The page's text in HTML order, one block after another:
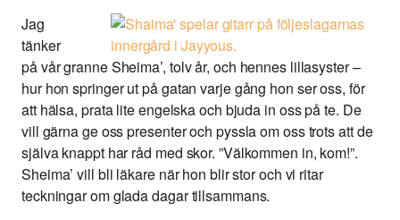
Jag
tänker
på vår granne Sheima’, tolv år, och hennes lillasyster –
hur hon springer ut på gatan varje gång hon ser oss, för
att hälsa, prata lite engelska och bjuda in oss på te. De
vill gärna ge oss presenter och pyssla om oss trots att de
själva knappt har råd med skor. ”Välkommen in, kom!”.
Sheima’ vill bli läkare när hon blir stor och vi ritar
teckningar om glada dagar tillsammans.